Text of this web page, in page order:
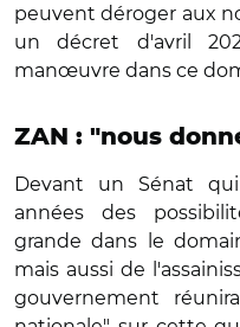
peuvent déroger aux
un décret d'avril
manœuvre dans ce
ZAN : "nous
Devant un Sénat
années des
grande dans le
mais aussi de
gouvernement